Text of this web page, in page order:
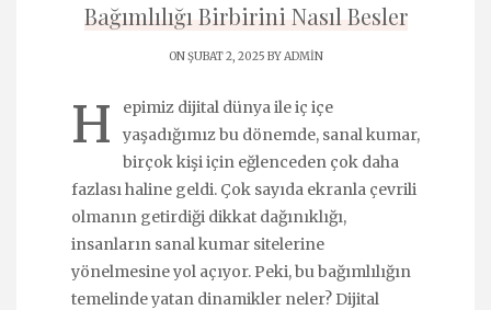
Bağımlılığı Birbirini Nasıl Besler
ON ŞUBAT 2, 2025 BYADMIN
H
epimiz dijital dünya ile iç içe
yaşadığımız bu dönemde, sanal kumar,
birçok kişi için eğlenceden çok daha
fazlası haline geldi. Çok sayıda ekranla çevrili
olmanın getirdiği dikkat dağınıklığı,
insanların sanal kumar sitelerine
yönelmesine yol açıyor. Peki, bu bağımlılığın
temelinde yatan dinamikler neler? Dijital